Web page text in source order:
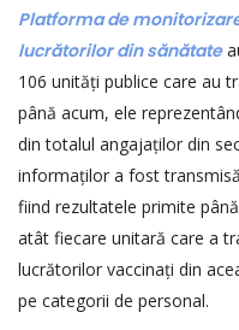
Platforma de
lucrătorilor din sănătate
106 unități publice care au
până acum, ele
din totalul angajaților din
informaților a fost
fiind rezultatele primite
atât fiecare unitară care a
lucrătorilor vaccinați din
pe categorii de personal.